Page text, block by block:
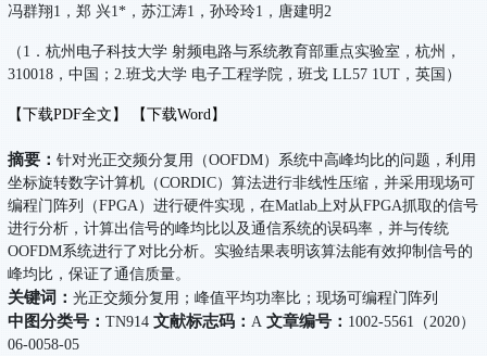
冯群翔1，郑 兴1*，苏江涛1，孙玲玲1，唐建明2
（1．杭州电子科技大学 射频电路与系统教育部重点实验室，杭州，
310018，中国；2.班戈大学 电子工程学院，班戈 LL57 1UT，英国）
【下载PDF全文】 【下载Word】
摘要：针对光正交频分复用（OOFDM）系统中高峰均比的问题，利用
坐标旋转数字计算机（CORDIC）算法进行非线性压缩，并采用现场可
编程门阵列（FPGA）进行硬件实现，在Matlab上对从FPGA抓取的信号
进行分析，计算出信号的峰均比以及通信系统的误码率，并与传统
OOFDM系统进行了对比分析。实验结果表明该算法能有效抑制信号的
峰均比，保证了通信质量。
关键词：光正交频分复用；峰值平均功率比；现场可编程门阵列
中图分类号：TN914文献标志码： A文章编号： 1002-5561（2020）
06-0058-05